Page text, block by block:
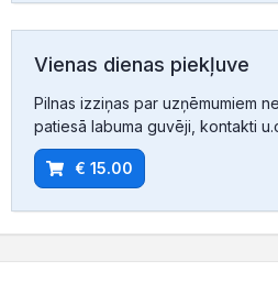
Vienas dienas piekļuve
Pilnas izziņas par uzņēmumiem
patiesā labuma guvēji, kontakti
€ 15.00